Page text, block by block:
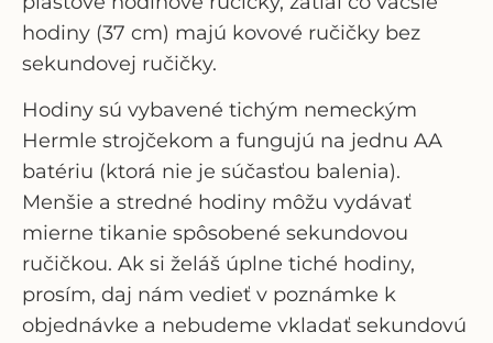
hodiny (37 cm) majú kovové ručičky bez
sekundovej ručičky.
Hodiny sú vybavené tichým nemeckým
Hermle strojčekom a fungujú na jednu AA
batériu (ktorá nie je súčasťou balenia).
Menšie a stredné hodiny môžu vydávať
mierne tikanie spôsobené sekundovou
ručičkou. Ak si želáš úplne tiché hodiny,
prosím, daj nám vedieť v poznámke k
objednávke a nebudeme vkladať sekundovú